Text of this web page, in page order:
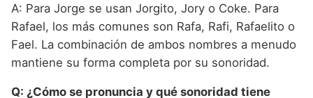
A: Para Jorge se usan Jorgito, Jory o Coke. Para
Rafael, los más comunes son Rafa, Rafi, Rafaelito o
Fael. La combinación de ambos nombres a menudo
mantiene su forma completa por su sonoridad.
Q: ¿Cómo se pronuncia y qué sonoridad tiene